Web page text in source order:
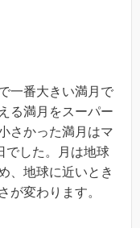
一番大きい満月で
る満月をスーパー
さかった満月はマ
でした。月は地球
、地球に近いとき
が変わります。